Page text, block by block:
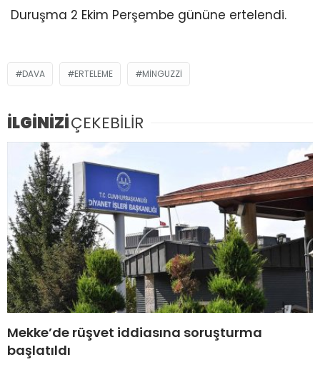
Duruşma 2 Ekim Perşembe gününe ertelendi.
DAVA ERTELEME MINGUZZI
İLGİNİZİÇEKEBİLİR
Mekke’de rüşvet iddiasına soruşturma
başlatıldı